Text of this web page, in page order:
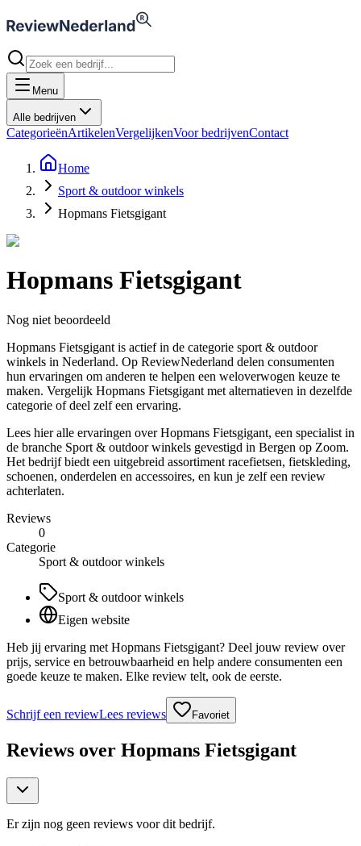
Menu
Alle bedrijven
CategorieënArtikelenVergelijkenVoor bedrijvenContact
Home
Sport & outdoor winkels
Hopmans Fietsgigant
Hopmans Fietsgigant
Nog niet beoordeeld
Hopmans Fietsgigant is actief in de categorie sport & outdoor
winkels in Nederland. Op ReviewNederland delen consumenten
hun ervaringen om anderen te helpen een weloverwogen keuze te
maken. Vergelijk Hopmans Fietsgigant met alternatieven in dezelfde
categorie of deel zelf een ervaring.
Lees hier alle ervaringen over Hopmans Fietsgigant, een specialist in
de branche Sport & outdoor winkels gevestigd in Bergen op Zoom.
Het bedrijf biedt een uitgebreid assortiment racefietsen, fietskleding,
schoenen, onderdelen en accessoires, en kun je zelf een review
achterlaten.
Reviews
0
Categorie
Sport & outdoor winkels
Sport & outdoor winkels
Eigen website
Heb jij ervaring met Hopmans Fietsgigant? Deel jouw review over
prijs, service en betrouwbaarheid en help andere consumenten een
goede keuze te maken. Elke review telt, ook de eerste.
Schrijf een reviewLees reviews Favoriet
Reviews over Hopmans Fietsgigant
Er zijn nog geen reviews voor dit bedrijf.